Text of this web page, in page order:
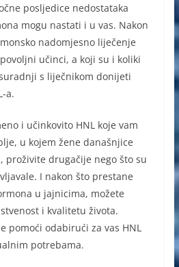
posljedice nedostataka
mogu nastati i u vas. Nakon
nadomjesno liječenje
učinci, a koji su i koliki
s liječnikom donijeti
a.
i učinkovito HNL koje vam
u kojem žene današnjice
proživite drugačije nego što su
I nakon što prestane
u jajnicima, možete
i kvalitetu života.
pomoći odabirući za vas HNL
potrebama.